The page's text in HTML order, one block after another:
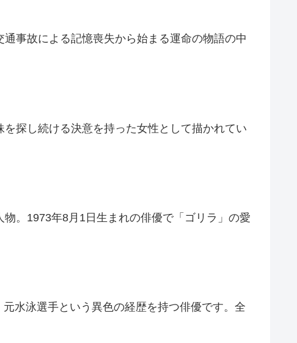
事故による記憶喪失から始まる運命の物語の中
探し続ける決意を持った女性として描かれてい
。1973年8月1日生まれの俳優で「ゴリラ」の愛
水泳選手という異色の経歴を持つ俳優です。全